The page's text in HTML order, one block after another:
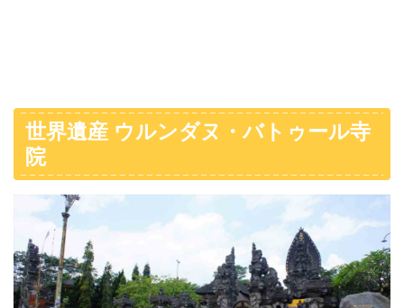
世界遺産 ウルンダヌ・バトゥール寺
院